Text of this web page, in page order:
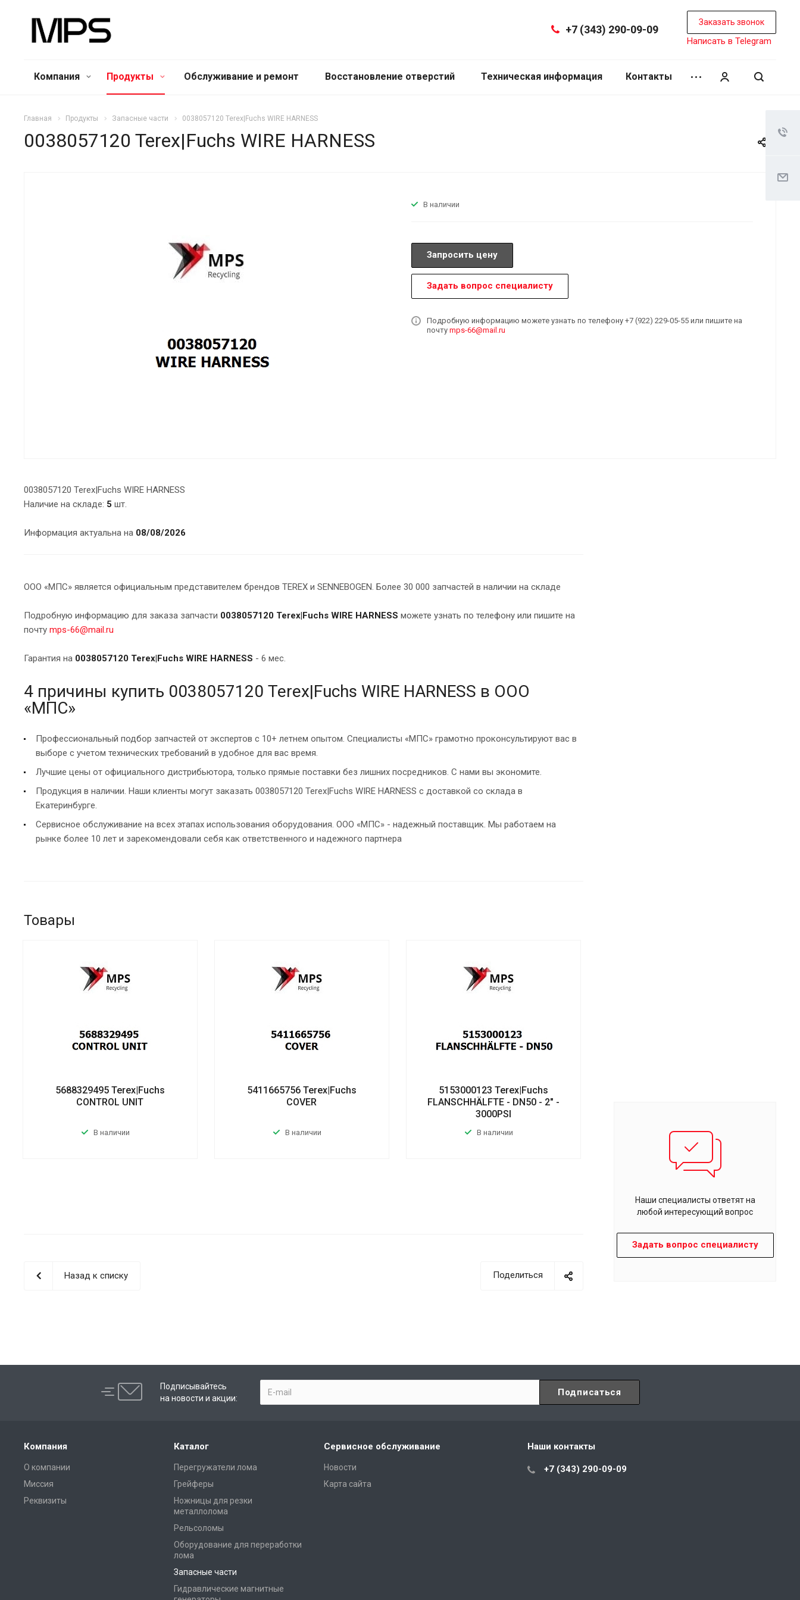
+7 (343) 290-09-09
Заказать звонок
Написать в Telegram
Компания Продукты Обслуживание и ремонт Восстановление отверстий Техническая информация Контакты
Главная Продукты Запасные части 0038057120 Terex|Fuchs WIRE HARNESS
0038057120 Terex|Fuchs WIRE HARNESS
В наличии
Запросить цену
Задать вопрос специалисту
Подробную информацию можете узнать по телефону +7 (922) 229-05-55 или пишите на
почту mps-66@mail.ru
0038057120 Terex|Fuchs WIRE HARNESS
Наличие на складе: 5 шт.
Информация актуальна на 08/08/2026
ООО «МПС» является официальным представителем брендов TEREX и SENNEBOGEN. Более 30 000 запчастей в наличии на складе
Подробную информацию для заказа запчасти 0038057120 Terex|Fuchs WIRE HARNESS можете узнать по телефону или пишите на
почту mps-66@mail.ru
Гарантия на 0038057120 Terex|Fuchs WIRE HARNESS - 6 мес.
4 причины купить 0038057120 Terex|Fuchs WIRE HARNESS в ООО
«МПС»
Профессиональный подбор запчастей от экспертов с 10+ летнем опытом. Специалисты «МПС» грамотно проконсультируют вас в
выборе с учетом технических требований в удобное для вас время.
Лучшие цены от официального дистрибьютора, только прямые поставки без лишних посредников. С нами вы экономите.
Продукция в наличии. Наши клиенты могут заказать 0038057120 Terex|Fuchs WIRE HARNESS с доставкой со склада в
Екатеринбурге.
Сервисное обслуживание на всех этапах использования оборудования. ООО «МПС» - надежный поставщик. Мы работаем на
рынке более 10 лет и зарекомендовали себя как ответственного и надежного партнера
Товары
5688329495 Terex|Fuchs
CONTROL UNIT
В наличии
5411665756 Terex|Fuchs
COVER
В наличии
5153000123 Terex|Fuchs
FLANSCHHÄLFTE - DN50 - 2" -
3000PSI
В наличии
Наши специалисты ответят на
любой интересующий вопрос
Задать вопрос специалисту
Поделиться
Назад к списку
Подписывайтесь
на новости и акции:
Компания
О компании
Миссия
Реквизиты
Каталог
Перегружатели лома
Грейферы
Ножницы для резки
металлолома
Рельсоломы
Оборудование для переработки
лома
Запасные части
Гидравлические магнитные
Сервисное обслуживание
Новости
Карта сайта
Наши контакты
+7 (343) 290-09-09